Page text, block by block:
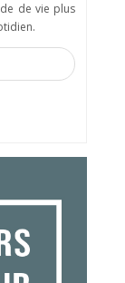
de vie plus